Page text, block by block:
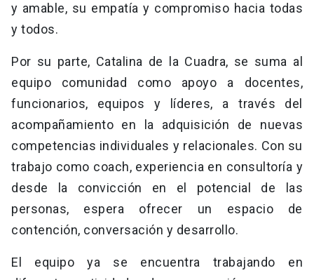
y amable, su empatía y compromiso hacia todas
y todos.
Por su parte, Catalina de la Cuadra, se suma al
equipo comunidad como apoyo a docentes,
funcionarios, equipos y líderes, a través del
acompañamiento en la adquisición de nuevas
competencias individuales y relacionales. Con su
trabajo como coach, experiencia en consultoría y
desde la convicción en el potencial de las
personas, espera ofrecer un espacio de
contención, conversación y desarrollo.
El equipo ya se encuentra trabajando en